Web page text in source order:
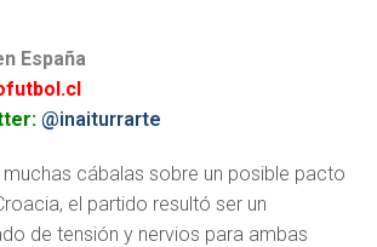
España
@inaiturrarte
muchas cábalas sobre un posible pacto
el partido resultó ser un
de tensión y nervios para ambas